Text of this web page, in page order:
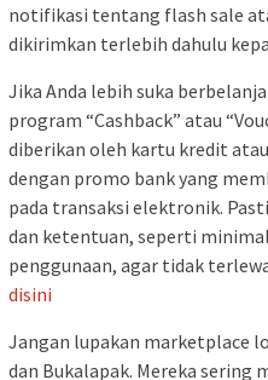
notifikasi tentang flash sale
dikirimkan terlebih dahulu
Jika Anda lebih suka
program “Cashback” atau
diberikan oleh kartu kredit
dengan promo bank yang
pada transaksi elektronik.
dan ketentuan, seperti
penggunaan, agar tidak
disini
Jangan lupakan marketplace
dan Bukalapak. Mereka sering